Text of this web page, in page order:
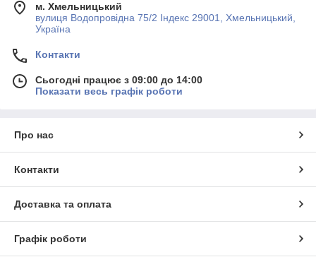
м. Хмельницький
вулиця Водопровідна 75/2 Індекс 29001, Хмельницький,
Україна
Контакти
Сьогодні працює з 09:00 до 14:00
Показати весь графік роботи
Про нас
Контакти
Доставка та оплата
Графік роботи